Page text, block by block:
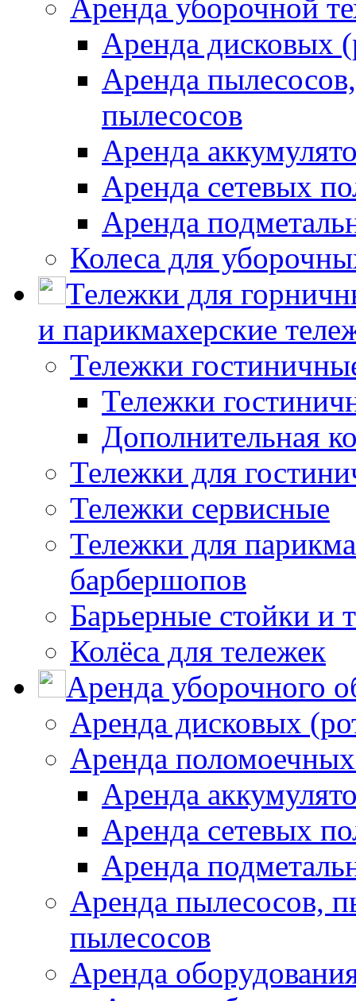
Аренда уборочной
Аренда дисковых
Аренда
пылесосов
Аренда
Аренда сетевых
Аренда
Колеса для
Тележки для
и парикмахерские
Тележки
Тележки
Дополнительная
Тележки для
Тележки сервисные
Тележки для
барбершопов
Барьерные стойки и
Колёса для тележек
Аренда уборочного
Аренда дисковых
Аренда
Аренда
Аренда сетевых
Аренда
Аренда пылесосов,
пылесосов
Аренда